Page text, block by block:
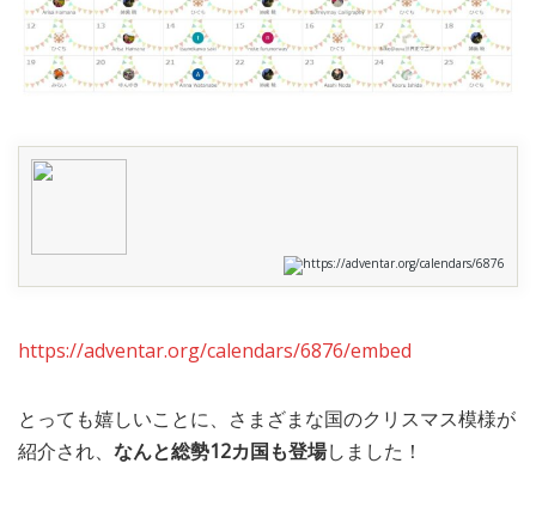
https://adventar.org/calendars/6876
https://adventar.org/calendars/6876/embed
とっても嬉しいことに、さまざまな国のクリスマス模様が
紹介され、 なんと総勢12カ国も登場しました！